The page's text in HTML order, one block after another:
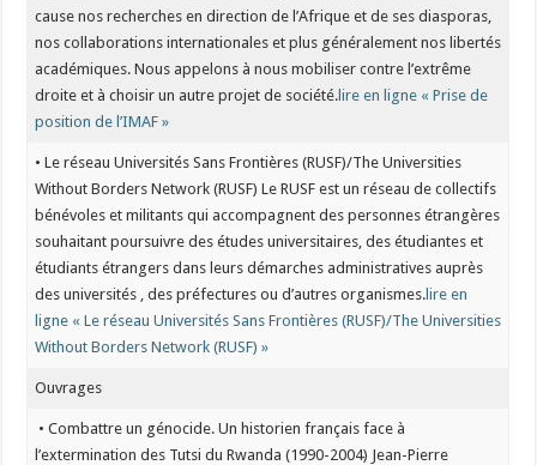
cause nos recherches en direction de l’Afrique et de ses diasporas,
nos collaborations internationales et plus généralement nos libertés
académiques. Nous appelons à nous mobiliser contre l’extrême
droite et à choisir un autre projet de société. lire en ligne « Prise de
position de l’IMAF »
• Le réseau Universités Sans Frontières (RUSF)/The Universities
Without Borders Network (RUSF) Le RUSF est un réseau de collectifs
bénévoles et militants qui accompagnent des personnes étrangères
souhaitant poursuivre des études universitaires, des étudiantes et
étudiants étrangers dans leurs démarches administratives auprès
des universités , des préfectures ou d’autres organismes. lire en
ligne « Le réseau Universités Sans Frontières (RUSF)/The Universities
Without Borders Network (RUSF) »
Ouvrages
• Combattre un génocide. Un historien français face à
l’extermination des Tutsi du Rwanda (1990-2004) Jean-Pierre